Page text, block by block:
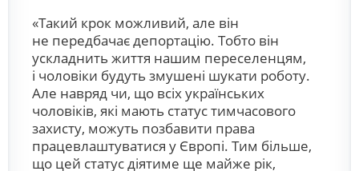
«Такий крок можливий, але він
не передбачає депортацію. Тобто він
ускладнить життя нашим переселенцям,
і чоловіки будуть змушені шукати роботу.
Але навряд чи, що всіх українських
чоловіків, які мають статус тимчасового
захисту, можуть позбавити права
працевлаштуватися у Європі. Тим більше,
що цей статус діятиме ще майже рік,